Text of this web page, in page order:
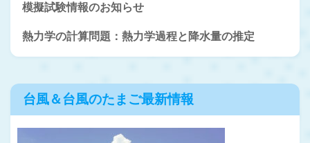
模擬試験情報のお知らせ
熱力学の計算問題：熱力学過程と降水量の推定
台風＆台風のたまご最新情報